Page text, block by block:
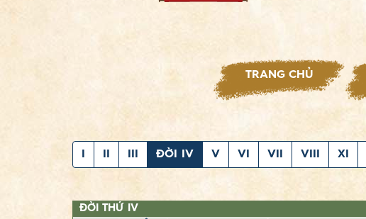
TRANG CHỦ
ĐỜI IV V VI VII VIII XI
ĐỜI THỨ IV